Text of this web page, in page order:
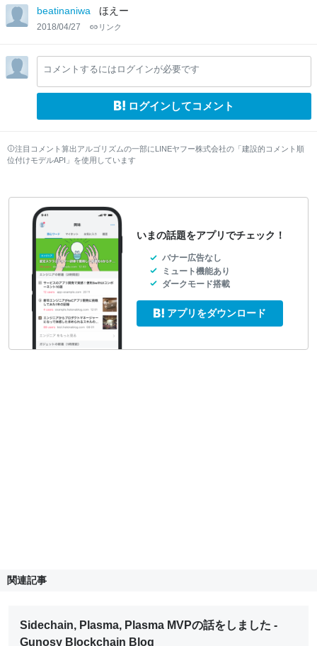
beatinaniwa ほえー
2018/04/27 リンク
コメントするにはログインが必要です
ログインしてコメント
注目コメント算出アルゴリズムの一部にLINEヤフー株式会社の「建設的コメント順
位付けモデルAPI」を使用しています
いまの話題をアプリでチェック！
バナー広告なし
ミュート機能あり
ダークモード搭載
アプリをダウンロード
関連記事
Sidechain, Plasma, Plasma MVPの話をしました -
Gunosy Blockchain Blog